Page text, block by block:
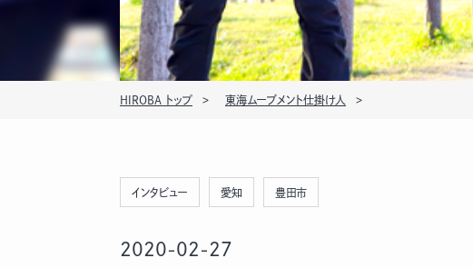
HIROBA トップ 東海ムーブメント仕掛け人
インタビュー 愛知 豊田市
2020-02-27